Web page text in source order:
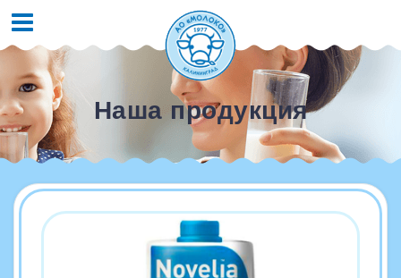
Наша продукция